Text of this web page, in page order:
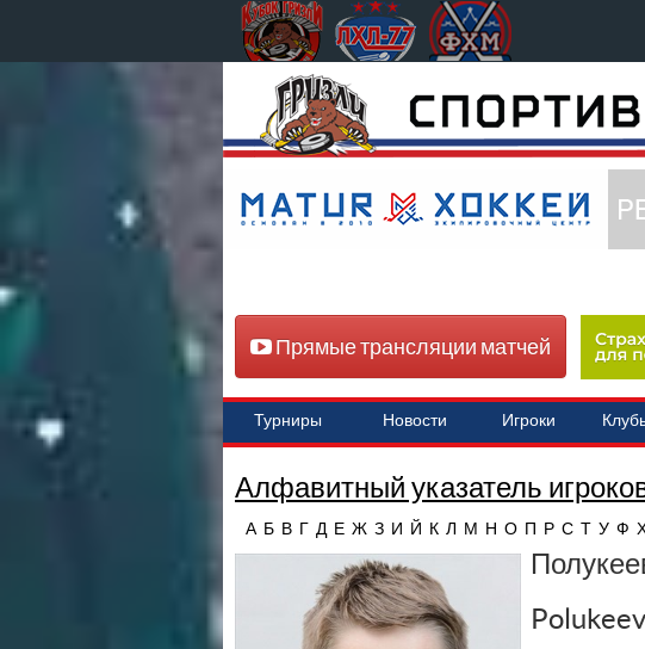
Прямые трансляции матчей
Турниры Новости Игроки
Алфавитный указатель
А Б В Г Д Е Ж З И Й К Л М Н О П Р С Т У Ф